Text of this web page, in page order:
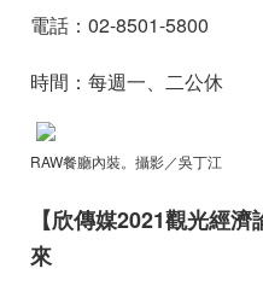
電話：02-8501-5800
時間：每週一、二公休
RAW餐廳內裝。攝影／吳丁江
【欣傳媒2021觀光經
來